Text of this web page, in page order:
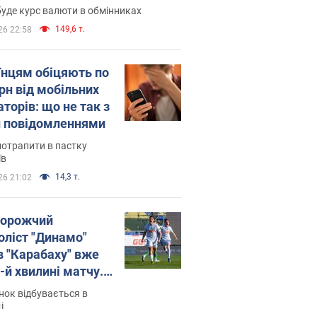
курс валюти в обмінниках
22:58 149,6 т.
обіцяють по
від мобільних
що не так з
в пастку
21:02 14,3 т.
"Динамо"
"Карабаху" вже
й хвилині матчу.
відбувається в